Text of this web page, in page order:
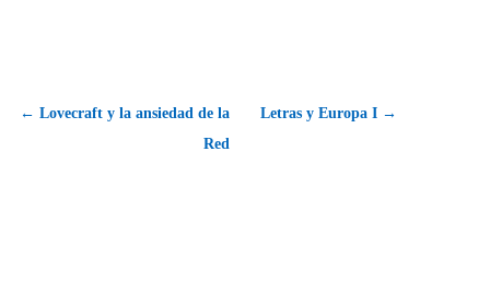
← Lovecraft y la ansiedad de la
Red
Letras y Europa I →